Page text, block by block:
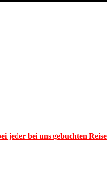
bei uns gebuchten